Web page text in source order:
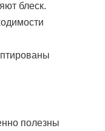
блеск.
полезны